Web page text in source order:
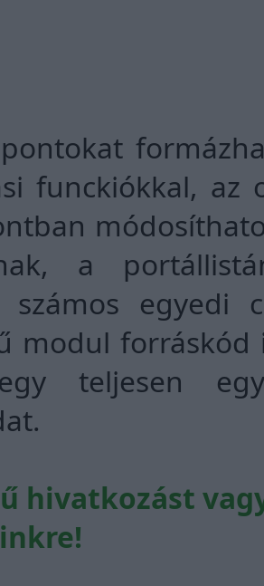
funckiókkal, az
a
számos egyedi
modul
teljesen
hivatkozást